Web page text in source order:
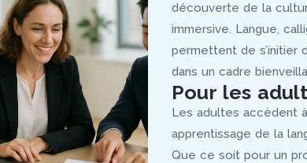
découverte de la
immersive. Langue,
permettent de s’initier
dans un cadre
Pour les
Les adultes accèdent
apprentissage de la
Que ce soit pour un